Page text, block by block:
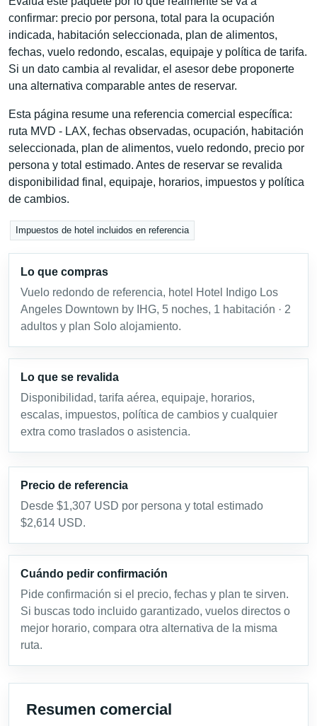
confirmar: precio por persona, total para la ocupación
indicada, habitación seleccionada, plan de alimentos,
fechas, vuelo redondo, escalas, equipaje y política de tarifa.
Si un dato cambia al revalidar, el asesor debe proponerte
una alternativa comparable antes de reservar.
Esta página resume una referencia comercial específica:
ruta MVD - LAX, fechas observadas, ocupación, habitación
seleccionada, plan de alimentos, vuelo redondo, precio por
persona y total estimado. Antes de reservar se revalida
disponibilidad final, equipaje, horarios, impuestos y política
de cambios.
Impuestos de hotel incluidos en referencia
Lo que compras
Vuelo redondo de referencia, hotel Hotel Indigo Los
Angeles Downtown by IHG, 5 noches, 1 habitación · 2
adultos y plan Solo alojamiento.
Lo que se revalida
Disponibilidad, tarifa aérea, equipaje, horarios,
escalas, impuestos, política de cambios y cualquier
extra como traslados o asistencia.
Precio de referencia
Desde $1,307 USD por persona y total estimado
$2,614 USD.
Cuándo pedir confirmación
Pide confirmación si el precio, fechas y plan te sirven.
Si buscas todo incluido garantizado, vuelos directos o
mejor horario, compara otra alternativa de la misma
ruta.
Resumen comercial